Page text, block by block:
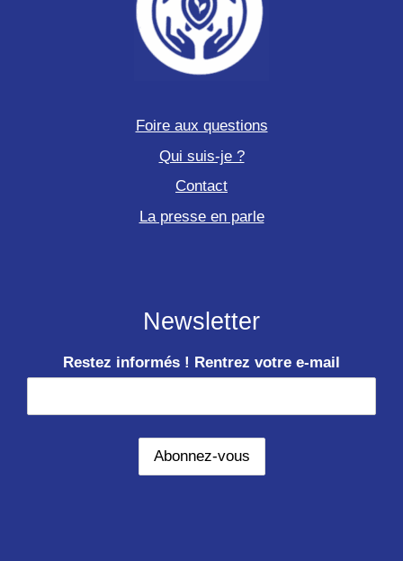
Foire aux questions
Qui suis-je ?
Contact
La presse en parle
Newsletter
Restez informés ! Rentrez votre e-mail